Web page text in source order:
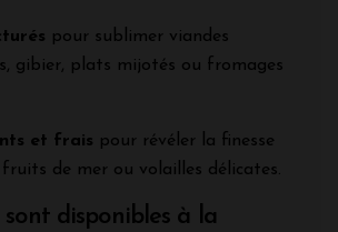
pour sublimer viandes
gibier, plats mijotés ou fromages
et frais pour révéler la finesse
fruits de mer ou volailles délicates.
sont disponibles à la